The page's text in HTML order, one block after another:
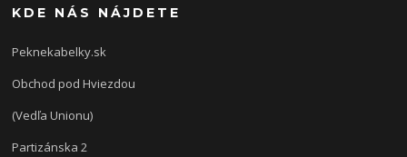
KDE NÁS NÁJDETE
Peknekabelky.sk
Obchod pod Hviezdou
(Vedľa Unionu)
Partizánska 2